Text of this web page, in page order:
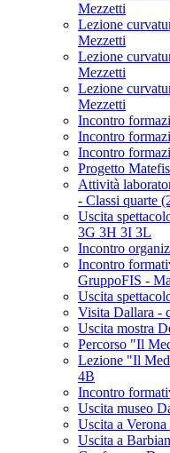
Mezzetti
Lezione
Mezzetti
Lezione
Mezzetti
Lezione
Mezzetti
Incontro
Incontro
Incontro
Progetto
Attività
- Classi quarte
Uscita
3G 3H 3I 3L
Incontro
Incontro
GruppoFIS -
Uscita
Visita Dallara -
Uscita mostra
Percorso "Il
Lezione "Il
4B
Incontro
Uscita museo
Uscita a Verona
Uscita a